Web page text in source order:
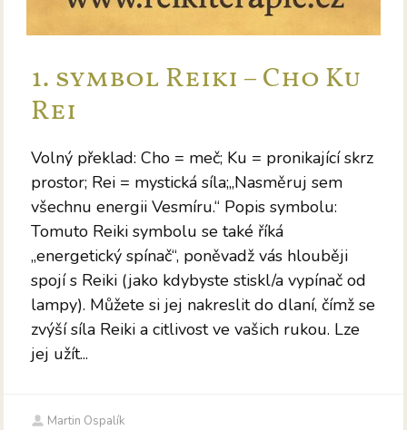
1. symbol Reiki – Cho Ku
Rei
Volný překlad: Cho = meč; Ku = pronikající skrz
prostor; Rei = mystická síla;„Nasměruj sem
všechnu energii Vesmíru.“ Popis symbolu:
Tomuto Reiki symbolu se také říká
„energetický spínač“, poněvadž vás hlouběji
spojí s Reiki (jako kdybyste stiskl/a vypínač od
lampy). Můžete si jej nakreslit do dlaní, čímž se
zvýší síla Reiki a citlivost ve vašich rukou. Lze
jej užít...
Martin Ospalík